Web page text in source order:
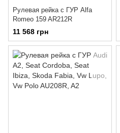
Рулевая рейка с ГУР Alfa
Romeo 159 AR212R
11 568 грн